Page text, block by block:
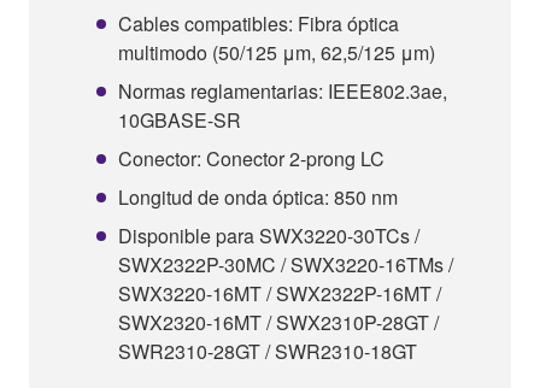
Cables compatibles: Fibra óptica
multimodo (50/125 μm, 62,5/125 μm)
Normas reglamentarias: IEEE802.3ae,
10GBASE-SR
Conector: Conector 2-prong LC
Longitud de onda óptica: 850 nm
Disponible para SWX3220-30TCs /
SWX2322P-30MC / SWX3220-16TMs /
SWX3220-16MT / SWX2322P-16MT /
SWX2320-16MT / SWX2310P-28GT /
SWR2310-28GT / SWR2310-18GT